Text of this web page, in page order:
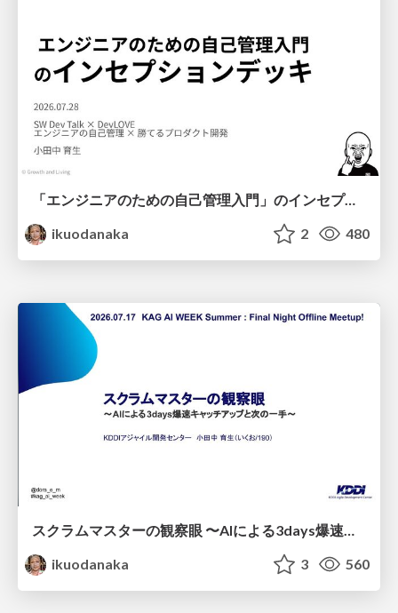
「エンジニアのための自己管理入門」のインセプションデッキ/Inception Deck of Self-Management beginner's guide book
ikuodanaka
2 480
スクラムマスターの観察眼 〜AIによる3days爆速キャッチアップと次の一手〜/The Scrum Master's Insight: Lightning-Fast 3-Day Catch-Up with AI and the Next Move
ikuodanaka
3 560